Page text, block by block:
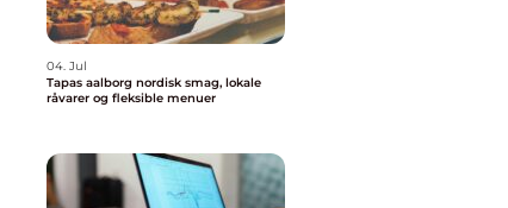
04. Jul
Tapas aalborg nordisk smag, lokale
råvarer og fleksible menuer